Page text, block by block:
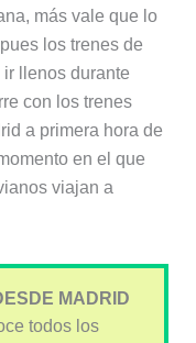
más vale que lo
los trenes de
llenos durante
con los trenes
a primera hora de
en el que
viajan a
MADRID
todos los